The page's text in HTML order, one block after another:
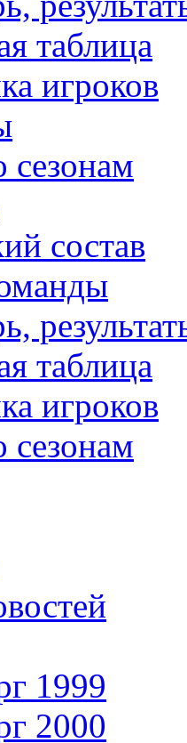
таблица
игроков
состав
таблица
игроков
1999
2000